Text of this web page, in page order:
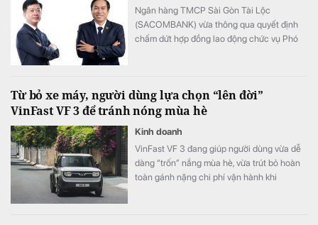
Ngân hàng TMCP Sài Gòn Tài Lộc
(SACOMBANK) vừa thông qua quyết định
chấm dứt hợp đồng lao động chức vụ Phó
kể từ ngày 31/7/2026.
Từ bỏ xe máy, người dùng lựa chọn “lên đời”
VinFast VF 3 để tránh nóng mùa hè
Kinh doanh
VinFast VF 3 đang giúp người dùng vừa dễ
dàng “trốn” nắng mùa hè, vừa trút bỏ hoàn
toàn gánh nặng chi phí vận hành khi